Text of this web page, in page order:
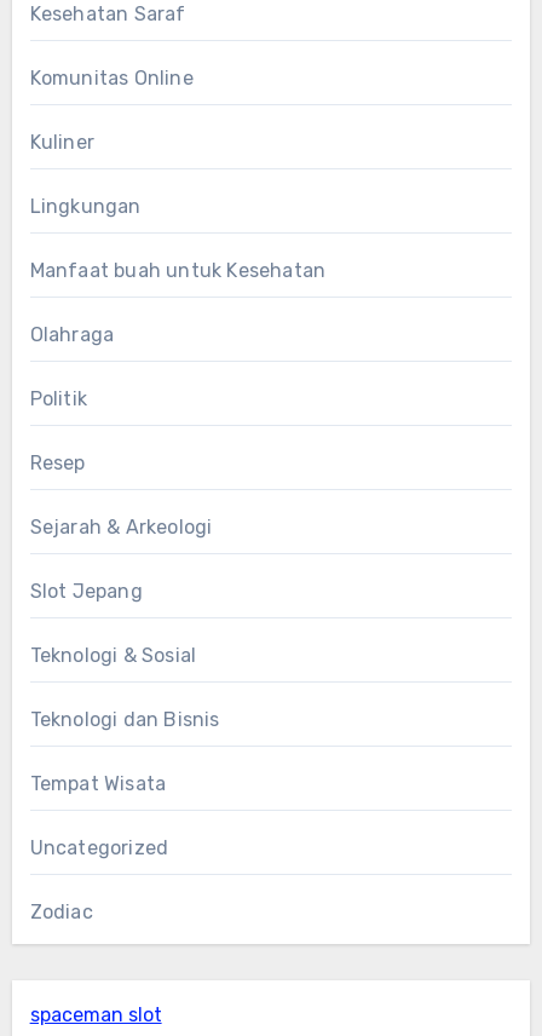
Kesehatan Saraf
Komunitas Online
Kuliner
Lingkungan
Manfaat buah untuk Kesehatan
Olahraga
Politik
Resep
Sejarah & Arkeologi
Slot Jepang
Teknologi & Sosial
Teknologi dan Bisnis
Tempat Wisata
Uncategorized
Zodiac
spaceman slot